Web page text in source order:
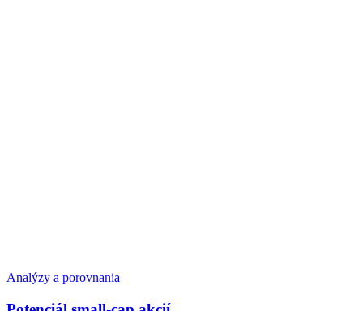
Analýzy a porovnania